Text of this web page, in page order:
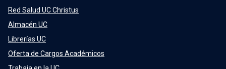
Red Salud UC Christus
Almacén UC
Librerías UC
Oferta de Cargos Académicos